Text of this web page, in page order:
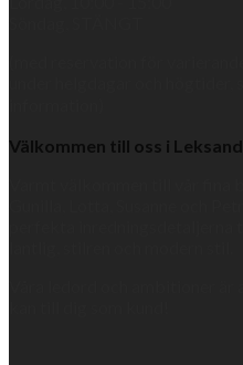
Välkommen till oss i Leksand